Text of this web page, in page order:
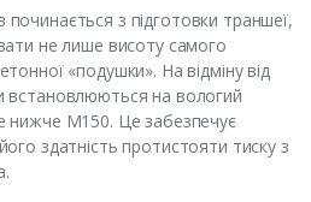
з підготовки траншеї,
не лише висоту самого
«подушки». На відміну від
встановлюються на вологий
нижче М150. Це забезпечує
здатність протистояти тиску з